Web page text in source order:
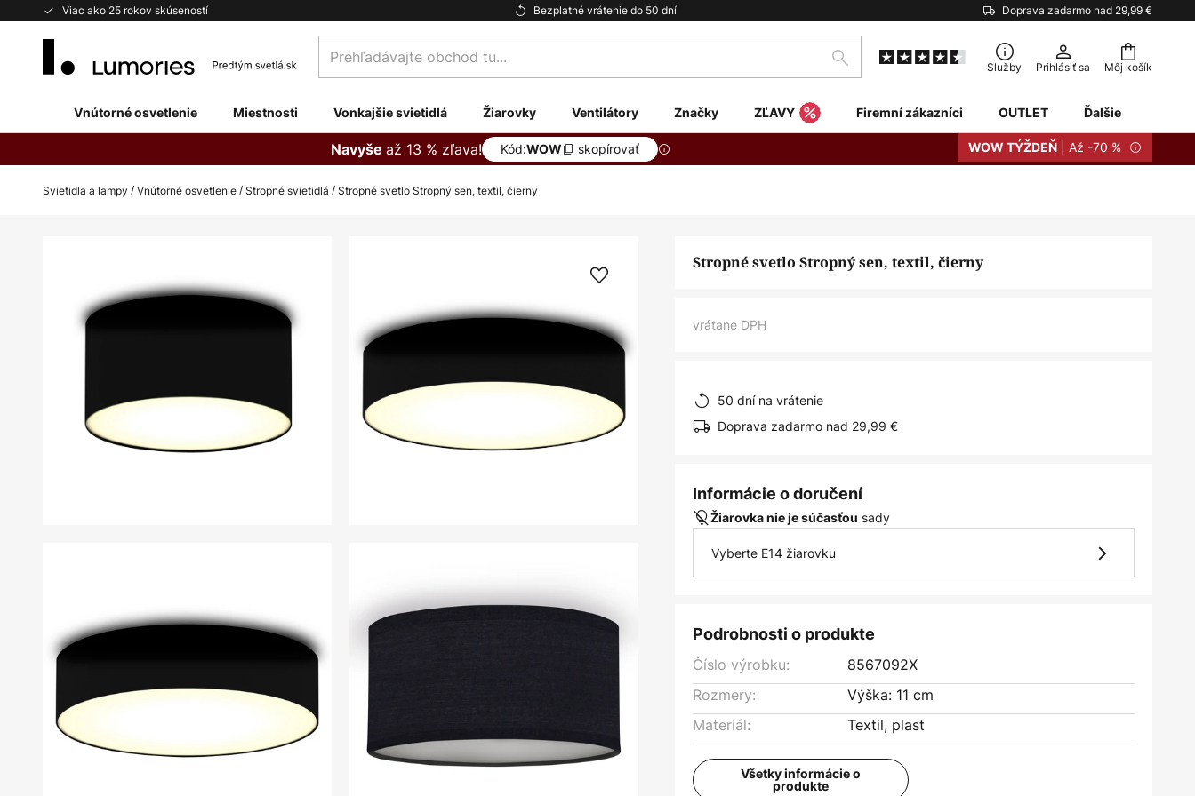
Viac ako 25 rokov skúseností Bezplatné vrátenie do 50 dní Doprava zadarmo nad 29,99 €
Skip
Môj košík
Prehľadávajte
obchod
Hľadať Služby Prihlásiť sa
Vnútorné osvetlenie Miestnosti Vonkajšie svietidlá Žiarovky Ventilátory Značky ZĽAVY Firemní zákazníci OUTLET Ďalšie
Navyše až 13 % zľava! Kód:WOW skopírovať WOW TÝŽDEŇ | Až -70 %
Svietidla a lampy Vnútorné osvetlenie Stropné svietidlá Stropné svetlo Stropný sen, textil, čierny
galérie
obrázkov
Stropné svetlo Stropný sen, textil, čierny
vrátane DPH
50 dní na vrátenie
Doprava zadarmo nad 29,99 €
Informácie o doručení
Žiarovka nie je súčasťou sady
Vyberte E14 žiarovku
Podrobnosti o produkte
Číslo výrobku:
8567092X
Rozmery:
Výška: 11 cm
Materiál:
Textil, plast
Všetky informácie o
produkte